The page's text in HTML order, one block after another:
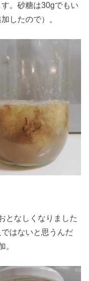
。砂糖は30gでもい
したので）。
となしくなりました
はないと思うんだ
。